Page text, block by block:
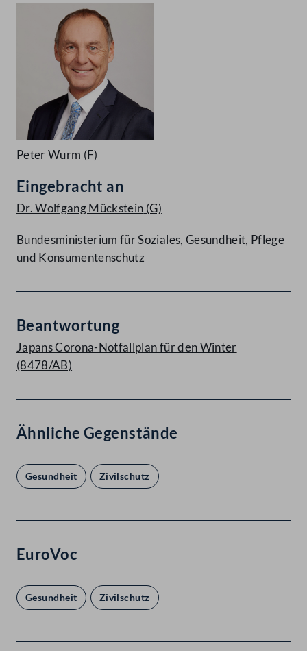
Peter Wurm (F)
Eingebracht an
Dr. Wolfgang Mückstein (G)
Bundesministerium für Soziales, Gesundheit, Pflege
und Konsumentenschutz
Beantwortung
Japans Corona-Notfallplan für den Winter
(8478/AB)
Ähnliche Gegenstände
Gesundheit Zivilschutz
EuroVoc
Gesundheit Zivilschutz